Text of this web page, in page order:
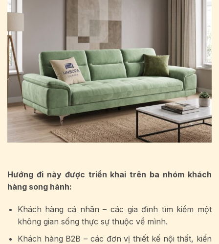
Hướng đi này được triển khai trên ba nhóm khách
hàng song hành:
Khách hàng cá nhân – các gia đình tìm kiếm một
không gian sống thực sự thuộc về mình.
Khách hàng B2B – các đơn vị thiết kế nội thất, kiến